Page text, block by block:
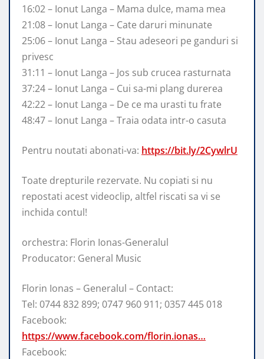
16:02 – Ionut Langa – Mama dulce, mama mea
21:08 – Ionut Langa – Cate daruri minunate
25:06 – Ionut Langa – Stau adeseori pe ganduri si
privesc
31:11 – Ionut Langa – Jos sub crucea rasturnata
37:24 – Ionut Langa – Cui sa-mi plang durerea
42:22 – Ionut Langa – De ce ma urasti tu frate
48:47 – Ionut Langa – Traia odata intr-o casuta
Pentru noutati abonati-va: https://bit.ly/2CywlrU
Toate drepturile rezervate. Nu copiati si nu
repostati acest videoclip, altfel riscati sa vi se
inchida contul!
orchestra: Florin Ionas-Generalul
Producator: General Music
Florin Ionas – Generalul – Contact:
Tel: 0744 832 899; 0747 960 911; 0357 445 018
Facebook:
https://www.facebook.com/florin.ionas…
Facebook: